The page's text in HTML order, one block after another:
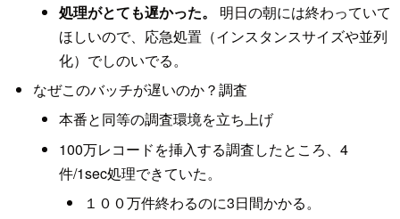
処理がとても遅かった。
明日の朝には終わっていて
ほしいので、応急処置（インスタンスサイズや並列
化）でしのいでる。
なぜこのバッチが遅いのか？調査
本番と同等の調査環境を立ち上げ
100万レコードを挿入する調査したところ、4
件/1sec処理できていた。
１００万件終わるのに3日間かかる。